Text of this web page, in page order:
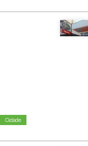
Cidade